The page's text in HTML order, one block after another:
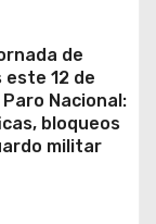
de
este 12 de
Nacional:
bloqueos
militar